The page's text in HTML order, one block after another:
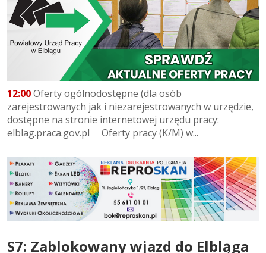
12:00Oferty ogólnodostępne (dla osób
zarejestrowanych jak i niezarejestrowanych w urzędzie,
dostępne na stronie internetowej urzędu pracy:
elblag.praca.gov.pl Oferty pracy (K/M) w...
S7: Zablokowany wjazd do Elbląga